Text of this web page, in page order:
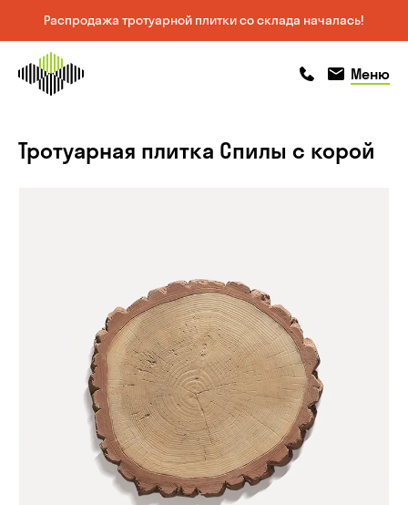
Распродажа тротуарной плитки со склада началась!
На главную
страницу
позвонить
позвонить
Меню
Тротуарная плитка Спилы с корой